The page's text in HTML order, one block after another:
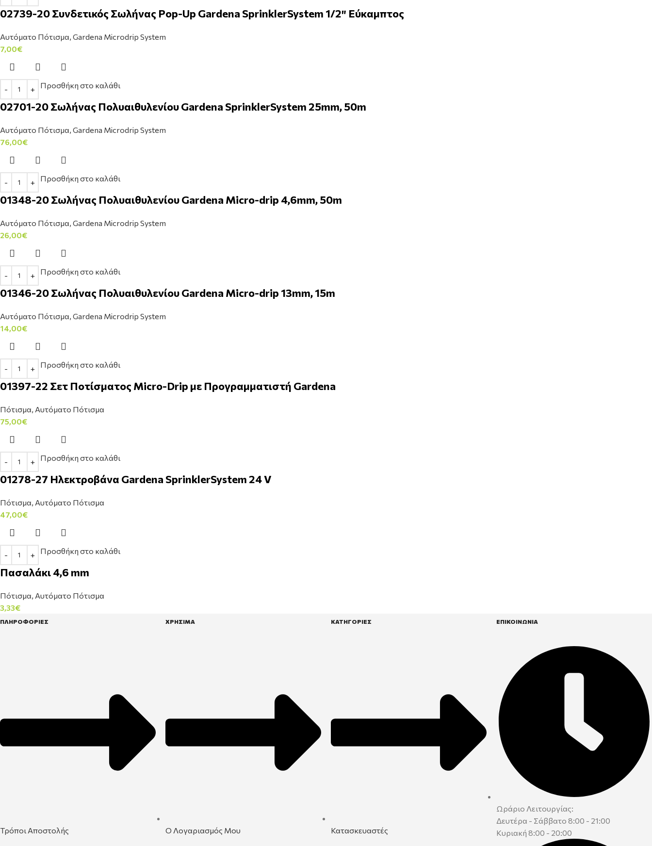
02739-20 Συνδετικός Σωλήνας Pop-Up Gardena SprinklerSystem 1/2″ Εύκαμπτος
Αυτόματο Πότισμα, Gardena Microdrip System
7,00€
Προσθήκη στο καλάθι
02701-20 Σωλήνας Πολυαιθυλενίου Gardena SprinklerSystem 25mm, 50m
Αυτόματο Πότισμα, Gardena Microdrip System
76,00€
Προσθήκη στο καλάθι
01348-20 Σωλήνας Πολυαιθυλενίου Gardena Micro-drip 4,6mm, 50m
Αυτόματο Πότισμα, Gardena Microdrip System
26,00€
Προσθήκη στο καλάθι
01346-20 Σωλήνας Πολυαιθυλενίου Gardena Micro-drip 13mm, 15m
Αυτόματο Πότισμα, Gardena Microdrip System
14,00€
Προσθήκη στο καλάθι
01397-22 Σετ Ποτίσματος Micro-Drip με Προγραμματιστή Gardena
Πότισμα, Αυτόματο Πότισμα
75,00€
Προσθήκη στο καλάθι
01278-27 Ηλεκτροβάνα Gardena SprinklerSystem 24 V
Πότισμα, Αυτόματο Πότισμα
47,00€
Προσθήκη στο καλάθι
Πασαλάκι 4,6 mm
Πότισμα, Αυτόματο Πότισμα
3,33€
ΠΛΗΡΟΦΟΡΙΕΣ
Τρόποι Αποστολής
ΧΡΗΣΙΜΑ
Ο Λογαριασμός Μου
ΚΑΤΗΓΟΡΙΕΣ
Κατασκευαστές
ΕΠΙΚΟΙΝΩΝΙΑ
Ωράριο Λειτουργίας:
Δευτέρα - Σάββατο 8:00 - 21:00
Κυριακή 8:00 - 20:00